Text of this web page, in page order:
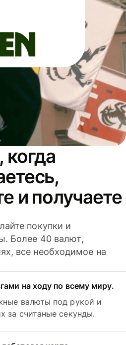
и получаете
покупки и
Более 40 валют,
все необходимое на
на ходу по всему миру.
валюты под рукой и
за считаные секунды.